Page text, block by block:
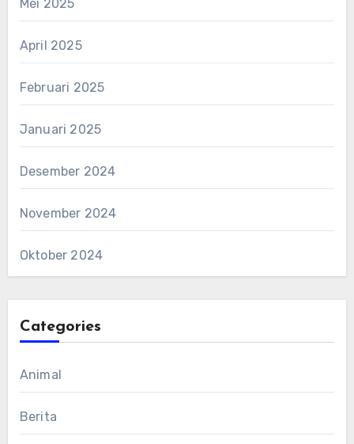
Mei 2025
April 2025
Februari 2025
Januari 2025
Desember 2024
November 2024
Oktober 2024
Categories
Animal
Berita